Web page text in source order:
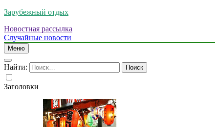
Зарубежный отдых
Новостная рассылка
Случайные новости
Меню
Найти:
Заголовки